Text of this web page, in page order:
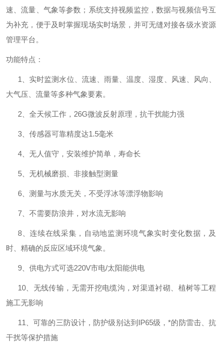
速、流量、气象等参数；系统支持视频监控，数据与视频信号互
为补充，便于及时掌握现场实时场景，并可无缝对接各级水资源
管理平台。
功能特点：
1
、实时监测水位、流速、雨量、温度、湿度、风速、风向、
大气压、流量等多种气象要素。
2 、全天候工作， 26G微波反射原理，抗干扰能力强
3 、传感器可靠精度达1.5毫米
4 、无人值守，安装维护简单，寿命长
5 、无机械磨损、非接触型测量
6 、测量与水质无关，不受浮冰等漂浮物影响
7 、不需要防浪井，对水流无影响
8 、连续在线采集，自动地监测环境气象实时变化数据，及
时、精确的反应区域环境气象。
9 、供电方式可选220V市电/太阳能供电
10 、无线传输，无需开挖电缆沟，对渠道衬砌、植树等工程
施工无影响
11 、可靠的三防设计，防护级别达到 IP65级，*的防雷击、抗
干扰等保护措施